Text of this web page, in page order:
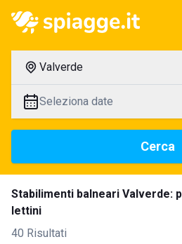
Valverde
Seleziona date
Cerca
Stabilimenti balneari Valverde:
lettini
40 Risultati